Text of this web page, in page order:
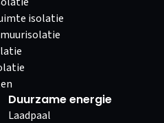
isolatie
Duurzame energie
Laadpaal